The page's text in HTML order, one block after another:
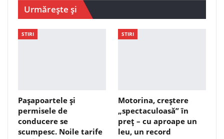
Urmărește și
STIRI
Pașapoartele și
permisele de
conducere se
scumpesc. Noile tarife
STIRI
Motorina, creștere
„spectaculoasă” în
preț – cu aproape un
leu, un record